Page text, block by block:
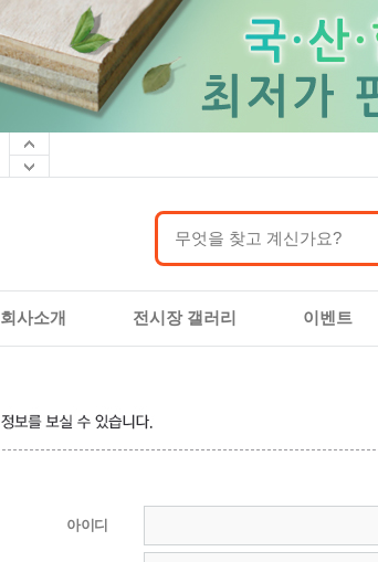
회사소개 전시장 갤러리 이벤트
아이디